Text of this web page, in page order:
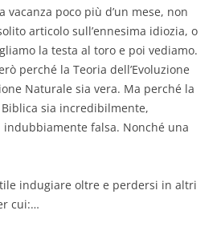
poco più d’un mese, non
articolo sull’ennesima idiozia, o
la testa al toro e poi vediamo.
perché la Teoria dell’Evoluzione
Naturale sia vera. Ma perché la
sia incredibilmente,
falsa. Nonché una
indugiare oltre e perdersi in altri
cui:…